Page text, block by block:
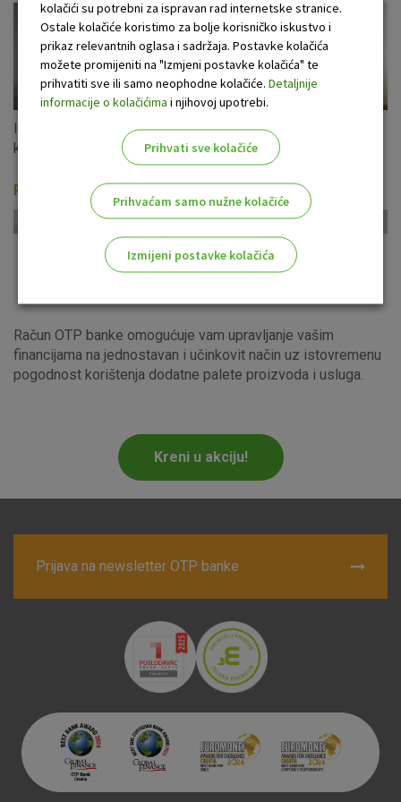
Iskoristite ponudu gotovinskih kredita u eurima s fiksnom
kamatnom stopom za cijeli period otplate!
Računi i usluge
Račun OTP banke omogućuje vam upravljanje vašim
financijama na jednostavan i učinkovit način uz istovremenu
pogodnost korištenja dodatne palete proizvoda i usluga.
Kreni u akciju!
Prijava na newsletter OTP banke
kolačići su potrebni za ispravan rad internetske stranice.
Ostale kolačiće koristimo za bolje korisničko iskustvo i
prikaz relevantnih oglasa i sadržaja. Postavke kolačića
možete promijeniti na "Izmjeni postavke kolačića" te
prihvatiti sve ili samo neophodne kolačiće. Detaljnije
informacije o kolačićima i njihovoj upotrebi.
Prihvati sve kolačiće
Prihvaćam samo nužne kolačiće
Izmijeni postavke kolačića
Analitički kolačići
Marketinški kolačići
Nužni (tehnički) kolačići - uvijek aktivni
ne mogu se isključiti u našim sustavima. Uobičajeno se
postavljaju kao odgovor na vaše radnje koje uključuju zahtjev
za uslugama, kao što su postavke kolačića. Svoj preglednik
možete postaviti da blokira te kolačiće ili pošalje upozorenje
kolačići ne pohranjuju nikakve informacije koje bi vas mogle
identificirati.
Detaljnije informacije o kolačićima